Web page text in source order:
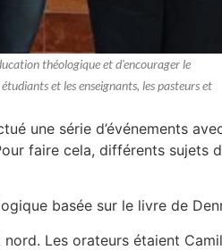
théologique et d'encourager le
et les enseignants, les pasteurs et
une série d’événements
faire cela, différents sujets
basée sur le livre de
nord. Les orateurs étaient